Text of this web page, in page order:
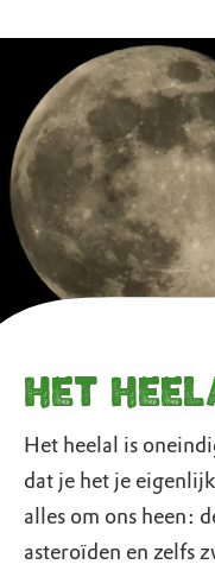
Het
Het heelal is
dat je het je
alles om ons heen:
asteroïden en zelfs